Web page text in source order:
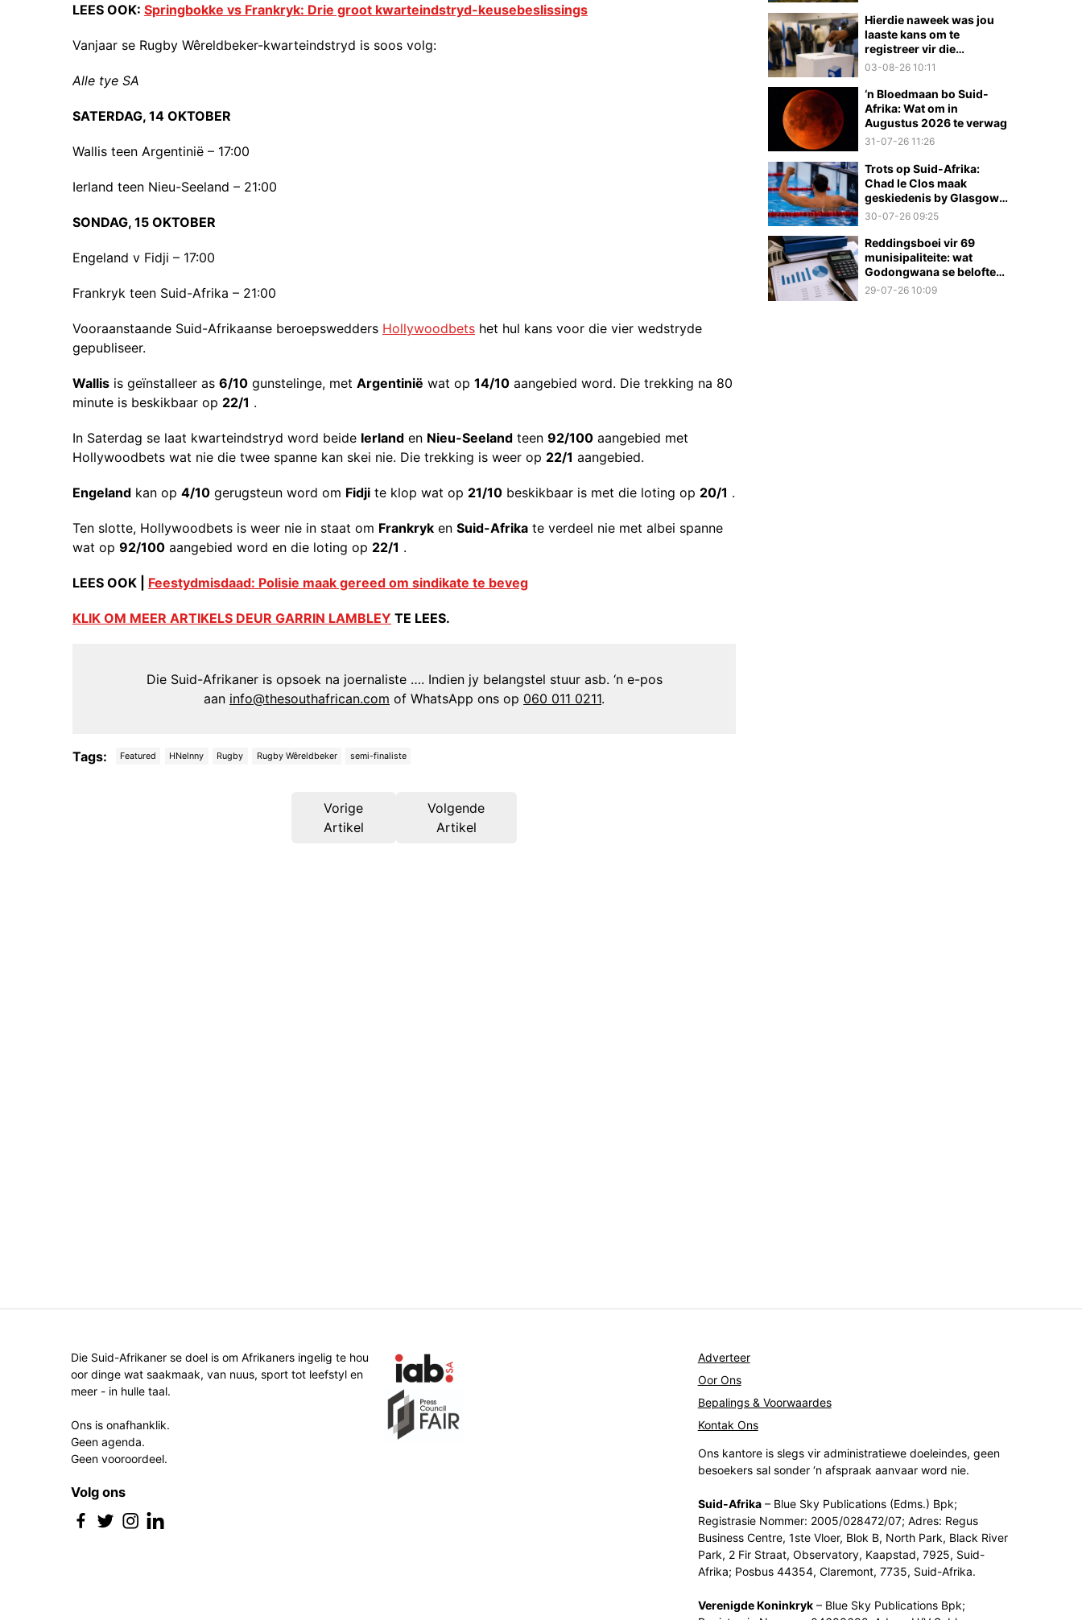
LEES OOK: Springbokke vs Frankryk: Drie groot kwarteindstryd-keusebeslissings
Vanjaar se Rugby Wêreldbeker-kwarteindstryd is soos volg:
Alle tye SA
SATERDAG, 14 OKTOBER
Wallis teen Argentinië – 17:00
Ierland teen Nieu-Seeland – 21:00
SONDAG, 15 OKTOBER
Engeland v Fidji – 17:00
Frankryk teen Suid-Afrika – 21:00
Vooraanstaande Suid-Afrikaanse beroepswedders Hollywoodbets het hul kans voor die vier wedstryde
gepubliseer.
Wallis is geïnstalleer as 6/10 gunstelinge, met Argentinië wat op 14/10 aangebied word. Die trekking na 80
minute is beskikbaar op 22/1 .
In Saterdag se laat kwarteindstryd word beide Ierland en Nieu-Seeland teen 92/100 aangebied met
Hollywoodbets wat nie die twee spanne kan skei nie. Die trekking is weer op 22/1 aangebied.
Engeland kan op 4/10 gerugsteun word om Fidji te klop wat op 21/10 beskikbaar is met die loting op 20/1 .
Ten slotte, Hollywoodbets is weer nie in staat om Frankryk en Suid-Afrika te verdeel nie met albei spanne
wat op 92/100 aangebied word en die loting op 22/1 .
LEES OOK | Feestydmisdaad: Polisie maak gereed om sindikate te beveg
KLIK OM MEER ARTIKELS DEUR GARRIN LAMBLEY TE LEES.
Die Suid-Afrikaner is opsoek na joernaliste …. Indien jy belangstel stuur asb. ‘n e-pos
aan info@thesouthafrican.com of WhatsApp ons op 060 011 0211.
Tags: Featured HNelnny Rugby Rugby Wêreldbeker semi-finaliste
Volgende
Artikel
Vorige
Artikel
Hierdie naweek was jou
laaste kans om te
registreer vir die
munisipale verkiesings
03-08-26 10:11
‘n Bloedmaan bo Suid-
Afrika: Wat om in
Augustus 2026 te verwag
31-07-26 11:26
Trots op Suid-Afrika:
Chad le Clos maak
geskiedenis by Glasgow
2026
30-07-26 09:25
Reddingsboei vir 69
munisipaliteite: wat
Godongwana se belofte
werklik beteken
29-07-26 10:09
Die Suid-Afrikaner se doel is om Afrikaners ingelig te hou
oor dinge wat saakmaak, van nuus, sport tot leefstyl en
meer - in hulle taal.
Ons is onafhanklik.
Geen agenda.
Geen vooroordeel.
Volg ons
Adverteer
Oor Ons
Bepalings & Voorwaardes
Kontak Ons
Ons kantore is slegs vir administratiewe doeleindes, geen
besoekers sal sonder ‘n afspraak aanvaar word nie.
Suid-Afrika– Blue Sky Publications (Edms.) Bpk;
Registrasie Nommer: 2005/028472/07; Adres: Regus
Business Centre, 1ste Vloer, Blok B, North Park, Black River
Park, 2 Fir Straat, Observatory, Kaapstad, 7925, Suid-
Afrika; Posbus 44354, Claremont, 7735, Suid-Afrika.
Verenigde Koninkryk– Blue Sky Publications Bpk;